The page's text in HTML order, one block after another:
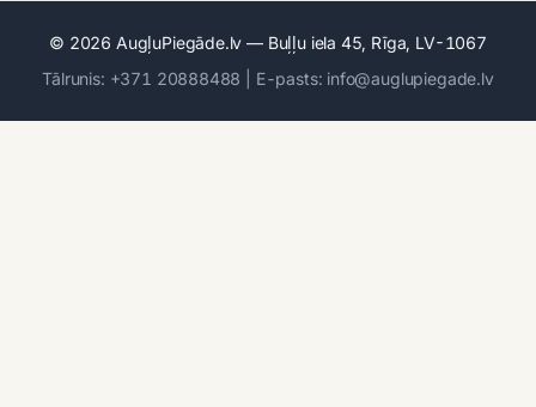
© 2026 AugļuPiegāde.lv — Buļļu iela 45, Rīga, LV-1067
Tālrunis: +371 20888488 | E-pasts: info@auglupiegade.lv